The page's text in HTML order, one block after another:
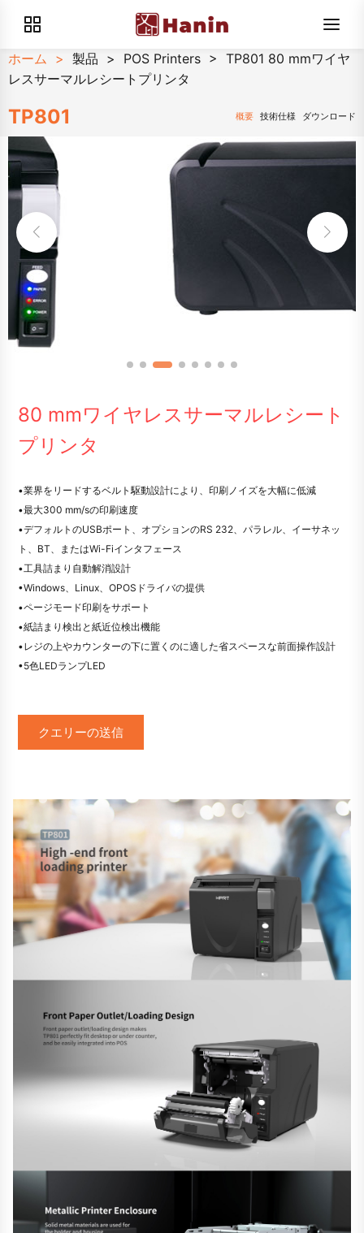
ホーム > 製品 > POS Printers > TP801 80 mmワイヤ
レスサーマルレシートプリンタ
TP801 概要 技術仕様 ダウンロード
80 mmワイヤレスサーマルレシート
プリンタ
•業界をリードするベルト駆動設計により、印刷ノイズを大幅に低減
•最大300 mm/sの印刷速度
•デフォルトのUSBポート、オプションのRS 232、パラレル、イーサネッ
ト、BT、またはWi-Fiインタフェース
•工具詰まり自動解消設計
•Windows、Linux、OPOSドライバの提供
•ページモード印刷をサポート
•紙詰まり検出と紙近位検出機能
•レジの上やカウンターの下に置くのに適した省スペースな前面操作設計
•5色LEDランプLED
クエリーの送信